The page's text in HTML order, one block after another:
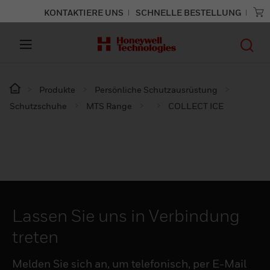
KONTAKTIERE UNS SCHNELLE BESTELLUNG
Produkte
Persönliche Schutzausrüstung
Schutzschuhe
MTS Range COLLECT ICE
Lassen Sie uns in Verbindung
treten
Melden Sie sich an, um telefonisch, per E-Mail